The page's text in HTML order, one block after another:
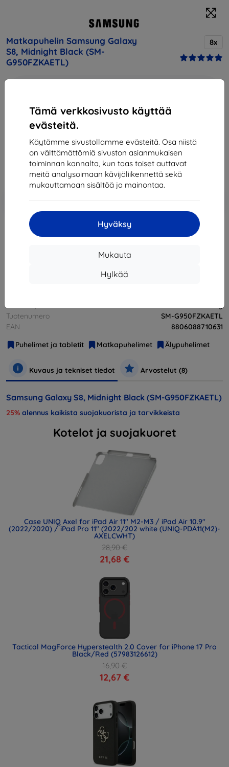
Tämä verkkosivusto käyttää
evästeitä.
Käytämme sivustollamme evästeitä. Osa niistä
on välttämättömiä sivuston asianmukaisen
toiminnan kannalta, kun taas toiset auttavat
meitä analysoimaan kävijäliikennettä sekä
mukauttamaan sisältöä ja mainontaa.
Hyväksy
Mukauta
Hylkää
Matkapuhelin Samsung Galaxy
S8, Midnight Black (SM-
G950FZKAETL)
8x
Kuvaus ja tekniset tiedot
346,90 €
312,21 €
Tuotenumero
SM-G950FZKAETL
EAN
8806088710631
Puhelimet ja tabletit
Matkapuhelimet Älypuhelimet
Kuvaus ja tekniset tiedot Arvostelut (8)
Samsung Galaxy S8, Midnight Black (SM-G950FZKAETL)
25% alennus kaikista suojakuorista ja tarvikkeista
Kotelot ja suojakuoret
Case UNIQ Axel for iPad Air 11" M2-M3 / iPad Air 10.9"
(2022/2020) / iPad Pro 11" (2022/202 white (UNIQ-PDA11(M2)-
AXELCWHT)
28,90 €
21,68 €
Tactical MagForce Hyperstealth 2.0 Cover for iPhone 17 Pro
Black/Red (57983126612)
16,90 €
12,67 €